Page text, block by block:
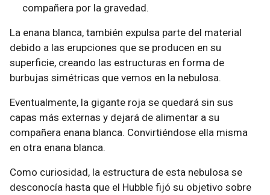
compañera por la gravedad.
La enana blanca, también expulsa parte del material
debido a las erupciones que se producen en su
superficie, creando las estructuras en forma de
burbujas simétricas que vemos en la nebulosa.
Eventualmente, la gigante roja se quedará sin sus
capas más externas y dejará de alimentar a su
compañera enana blanca. Convirtiéndose ella misma
en otra enana blanca.
Como curiosidad, la estructura de esta nebulosa se
desconocía hasta que el Hubble fijó su objetivo sobre